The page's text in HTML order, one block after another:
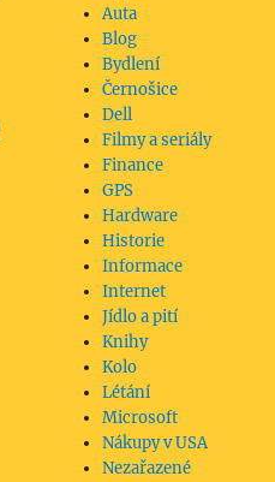
Auta
Blog
Bydlení
Černošice
Dell
Filmy a seriály
Finance
GPS
Hardware
Historie
Informace
Internet
Jídlo a pití
Knihy
Kolo
Létání
Microsoft
Nákupy v USA
Nezařazené